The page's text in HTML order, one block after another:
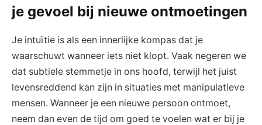
je gevoel bij nieuwe ontmoetingen
Je intuïtie is als een innerlijke kompas⁣ dat je
waarschuwt wanneer⁤ iets‍ niet klopt. Vaak​ negeren⁣ we⁤
dat subtiele stemmetje in ons hoofd, terwijl het⁣ juist
levensreddend kan‍ zijn in situaties met manipulatieve
mensen. Wanneer je​ een nieuwe persoon ontmoet,
neem dan even ⁤de tijd om goed te voelen wat er bij je